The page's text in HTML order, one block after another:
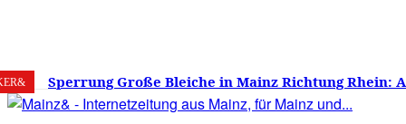
8. August 2026 32.2 Mainz
Sperrung Große Bleiche in Mainz Richtung Rhein:
verwirrt, Mainzer stinksauer – Haben die Mainzer